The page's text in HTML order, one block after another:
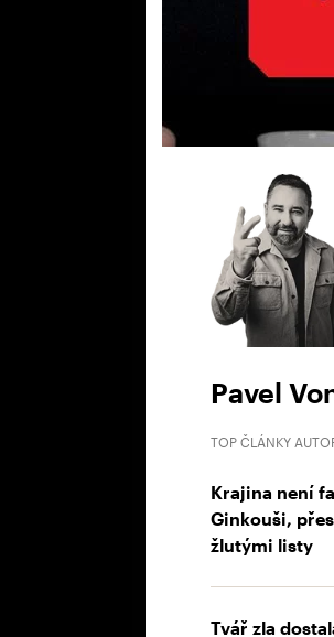
Pavel
TOP ČLÁNKY
Krajina není
Ginkouši,
žlutými listy
Tvář zla